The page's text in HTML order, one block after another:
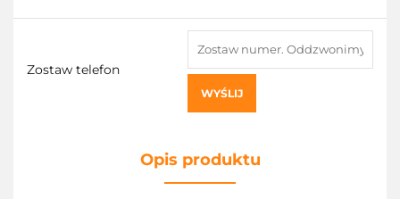
Zostaw telefon
WYŚLIJ
Opis produktu